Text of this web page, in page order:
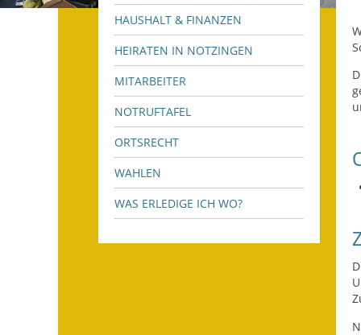
HAUSHALT & FINANZEN
HEIRATEN IN NOTZINGEN
MITARBEITER
NOTRUFTAFEL
ORTSRECHT
WAHLEN
WAS ERLEDIGE ICH WO?